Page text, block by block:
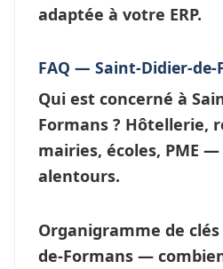
adaptée à votre ERP.
FAQ — Saint-Didier-de-
Qui est concerné à
Formans ? Hôtellerie,
mairies, écoles, PME —
alentours.
Organigramme de
de-Formans —